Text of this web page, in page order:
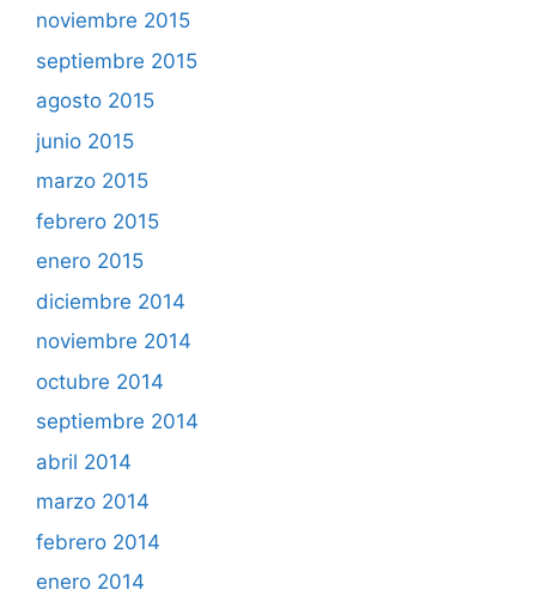
noviembre 2015
septiembre 2015
agosto 2015
junio 2015
marzo 2015
febrero 2015
enero 2015
diciembre 2014
noviembre 2014
octubre 2014
septiembre 2014
abril 2014
marzo 2014
febrero 2014
enero 2014